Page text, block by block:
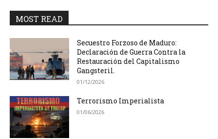
MOST READ
Secuestro Forzoso de Maduro:
Declaración de Guerra Contra la
Restauración del Capitalismo
Gangsteril.
01/12/2026
Terrorismo Imperialista
01/06/2026